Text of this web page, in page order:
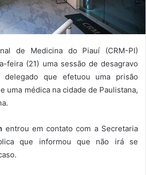
de Medicina do Piauí (CRM-PI)
feira (21) uma sessão de desagravo
delegado que efetuou uma prisão
uma médica na cidade de Paulistana,
entrou em contato com a Secretaria
que informou que não irá se